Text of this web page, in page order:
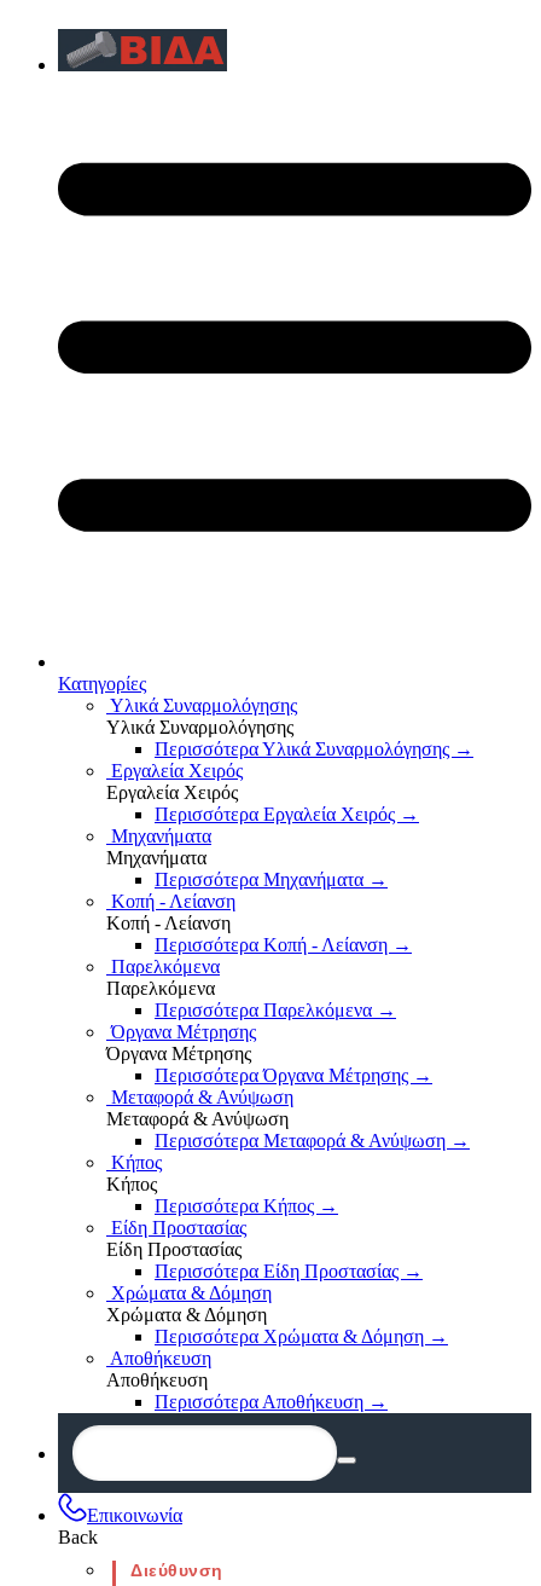
Κατηγορίες
Υλικά Συναρμολόγησης
Υλικά Συναρμολόγησης
Περισσότερα Υλικά Συναρμολόγησης →
Εργαλεία Χειρός
Εργαλεία Χειρός
Περισσότερα Εργαλεία Χειρός →
Μηχανήματα
Μηχανήματα
Περισσότερα Μηχανήματα →
Κοπή - Λείανση
Κοπή - Λείανση
Περισσότερα Κοπή - Λείανση →
Παρελκόμενα
Παρελκόμενα
Περισσότερα Παρελκόμενα →
Όργανα Μέτρησης
Όργανα Μέτρησης
Περισσότερα Όργανα Μέτρησης →
Μεταφορά & Ανύψωση
Μεταφορά & Ανύψωση
Περισσότερα Μεταφορά & Ανύψωση →
Κήπος
Κήπος
Περισσότερα Κήπος →
Είδη Προστασίας
Είδη Προστασίας
Περισσότερα Είδη Προστασίας →
Χρώματα & Δόμηση
Χρώματα & Δόμηση
Περισσότερα Χρώματα & Δόμηση →
Αποθήκευση
Αποθήκευση
Περισσότερα Αποθήκευση →
Επικοινωνία
Back
Διεύθυνση